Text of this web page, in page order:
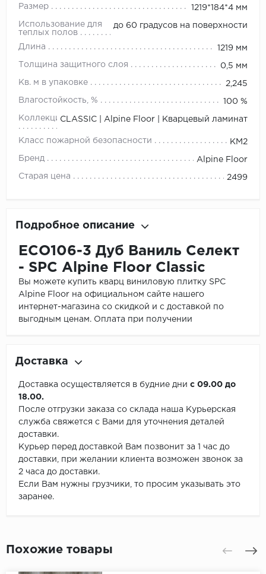
Размер 1219*184*4 мм
Использование для
теплых полов
до 60 градусов на поверхности
Длина 1219 мм
Толщина защитного слоя 0,5 мм
Кв. м в упаковке 2,245
Влагостойкость, % 100 %
КоллекцияCLASSIC | Alpine Floor | Кварцевый ламинат
Класс пожарной безопасности КМ2
Бренд Alpine Floor
Старая цена 2499
Подробное описание
ECO106-3 Дуб Ваниль Селект
- SPC Alpine Floor Classic
Вы можете купить кварц виниловую плитку SPC
Alpine Floor на официальном сайте нашего
интернет-магазина со скидкой и с доставкой по
выгодным ценам. Оплата при получении
Доставка
Доставка осуществляется в будние дни с 09.00 до
18.00.
После отгрузки заказа со склада наша Курьерская
служба свяжется с Вами для уточнения деталей
доставки.
Курьер перед доставкой Вам позвонит за 1 час до
доставки, при желании клиента возможен звонок за
2 часа до доставки.
Если Вам нужны грузчики, то просим указывать это
заранее.
Похожие товары